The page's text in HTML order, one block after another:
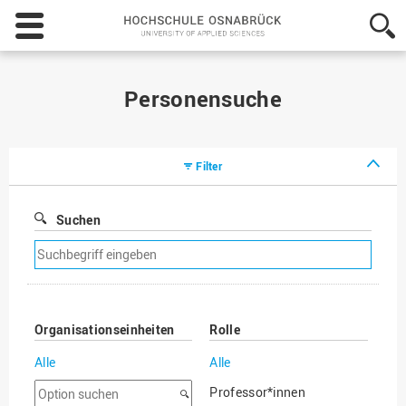
Hochschule
Osnabrück
-
Personensuche
Filter
Suchen
Suchfilter
entfernen
Organisationseinheiten
Alle
Option
Rolle
Alle
Professor*innen